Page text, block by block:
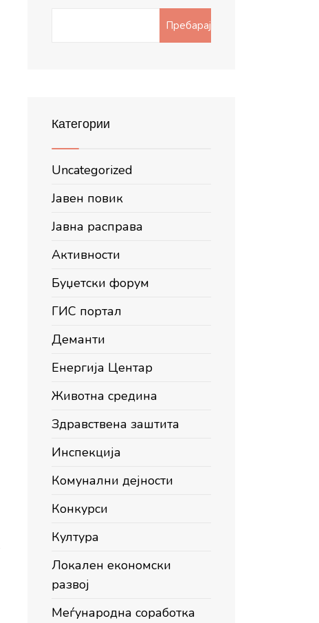
Пребарај
Категории
Uncategorized
Јавен повик
Јавна расправа
Активности
Буџетски форум
ГИС портал
Деманти
Енергија Центар
Животна средина
Здравствена заштита
Инспекција
Комунални дејности
Конкурси
Култура
Локален економски
развој
Меѓународна соработка